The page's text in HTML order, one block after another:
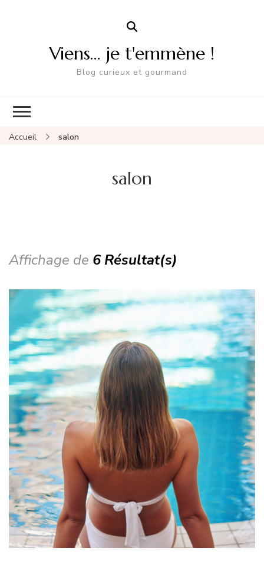
Viens… je t'emmène !
Blog curieux et gourmand
Accueil salon
salon
Affichage de 6 Résultat(s)